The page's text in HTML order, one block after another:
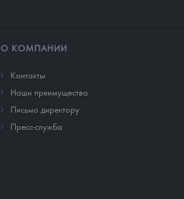
О КОМПАНИИ
Контакты
Наши преимущества
Письмо директору
Пресс-служба